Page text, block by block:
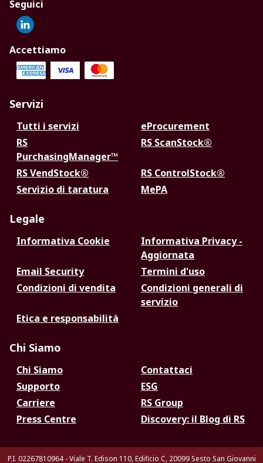
Seguici
Accettiamo
Servizi
Tutti i servizi
eProcurement
RS
PurchasingManager™
RS ScanStock®
RS VendStock®
RS ControlStock®
Servizio di taratura
MePA
Legale
Informativa Cookie
Informativa Privacy -
Aggiornata
Email Security
Termini d'uso
Condizioni di vendita
Condizioni generali di
servizio
Etica e responsabilità
Chi Siamo
Chi Siamo
Contattaci
Supporto
ESG
Carriere
RS Group
Press Centre
Discovery: il Blog di RS
P.I. 02267810964 - Viale T. Edison 110, Edificio C, 20099 Sesto San Giovanni